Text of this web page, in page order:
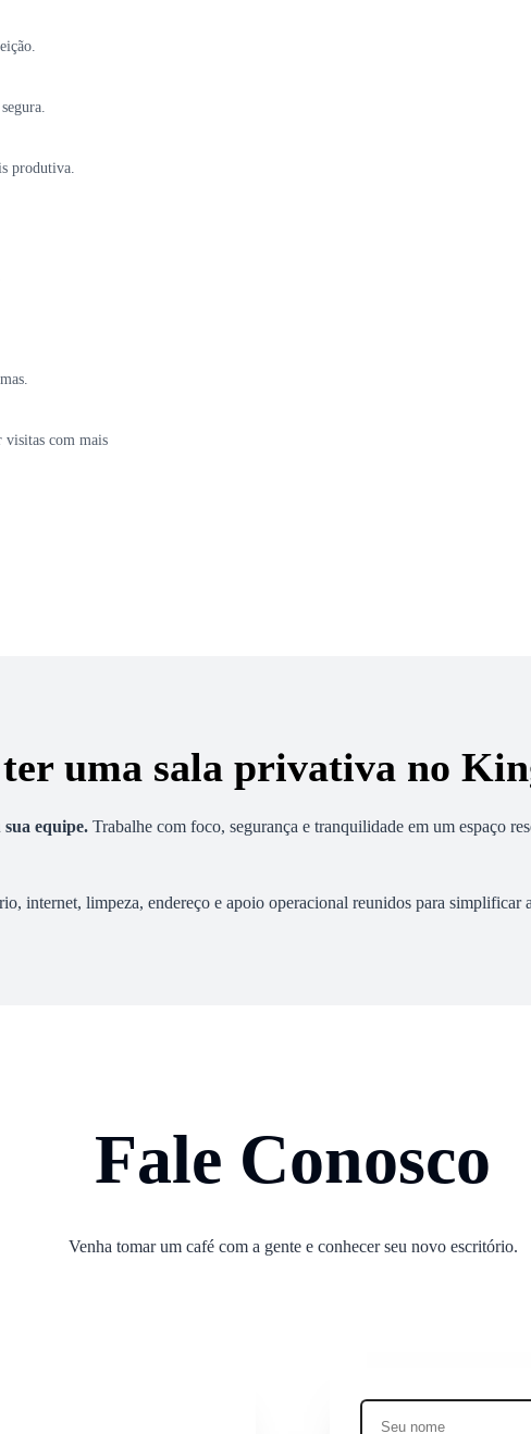
produtiva.
visitas com mais
uma sala privativa no
equipe. Trabalhe com foco, segurança e tranquilidade em um espaço
internet, limpeza, endereço e apoio operacional reunidos para simplificar
Fale Conosco
Venha tomar um café com a gente e conhecer seu novo escritório.